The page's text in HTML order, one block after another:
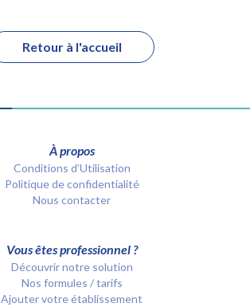
Retour à l'accueil
À propos
Conditions d’Utilisation
Politique de confidentialité
Nous contacter
Vous êtes professionnel ?
Découvrir notre solution
Nos formules / tarifs
Ajouter votre établissement